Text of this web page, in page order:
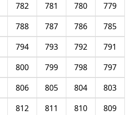
779
780
781
782
785
786
787
788
791
792
793
794
797
798
799
800
803
804
805
806
809
810
811
812